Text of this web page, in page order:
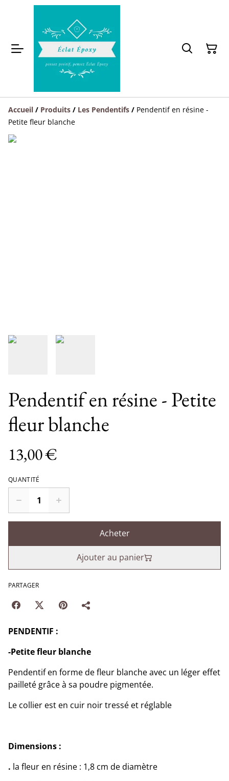
Accueil / Produits / Les Pendentifs / Pendentif en résine -
Petite fleur blanche
Pendentif en résine - Petite
fleur blanche
13,00 €
QUANTITÉ
Acheter
Ajouter au panier
PARTAGER
PENDENTIF :
-Petite fleur blanche
Pendentif en forme de fleur blanche avec un léger effet
pailleté grâce à sa poudre pigmentée.
Le collier est en cuir noir tressé et réglable
Dimensions :
. la fleur en résine : 1,8 cm de diamètre